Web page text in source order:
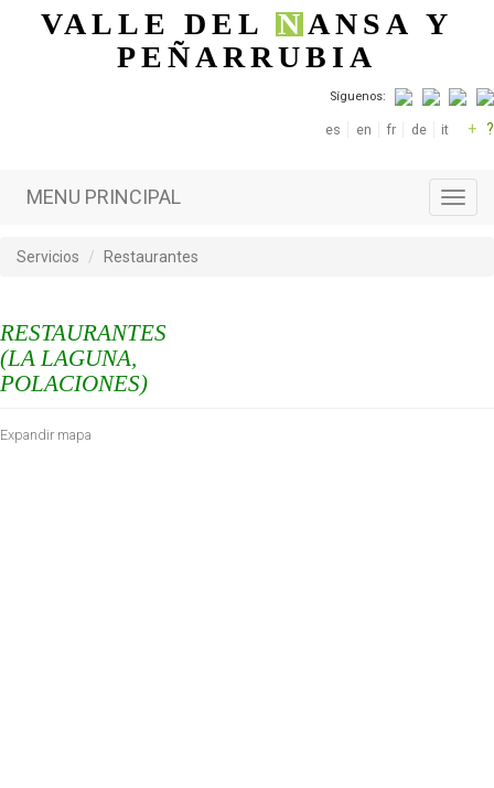
Pasar al contenido principal
VALLE DELNANSA Y
PEÑARRUBIA
Síguenos:
es en fr de it + ?
MENU PRINCIPAL
Servicios Restaurantes
RESTAURANTES
(LA LAGUNA,
POLACIONES)
Expandir mapa